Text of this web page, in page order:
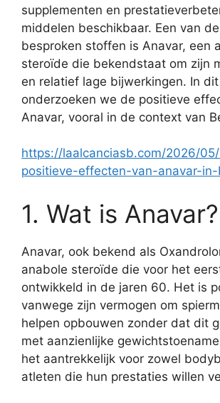
supplementen en
middelen beschikbaar. Een van
besproken stoffen is Anavar, een
steroïde die bekendstaat om zijn
en relatief lage bijwerkingen. In
onderzoeken we de positieve
Anavar, vooral in de context van
https://laalcanciasb.com/2026/
positieve-effecten-van-anavar-
1. Wat is Anavar?
Anavar, ook bekend als
anabole steroïde die voor het
ontwikkeld in de jaren 60. Het is
vanwege zijn vermogen om
helpen opbouwen zonder dat dit
met aanzienlijke
het aantrekkelijk voor zowel
atleten die hun prestaties willen